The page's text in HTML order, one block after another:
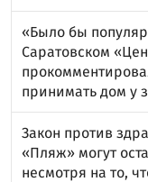
«Было бы
Саратовском
принимать дом у
Закон против
«Пляж» могут
несмотря на то,